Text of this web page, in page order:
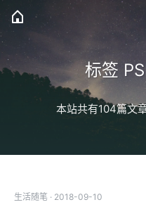
标签
本站共有104篇文
生活随笔 · 2018-09-10